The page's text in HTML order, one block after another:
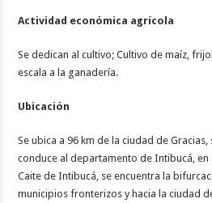
Actividad económica agrícola
Se dedican al cultivo; Cultivo de maíz,
escala a la ganadería.
Ubicación
Se ubica a 96 km de la ciudad de
conduce al departamento de Intibucá, en
Caite de Intibucá, se encuentra la
municipios fronterizos y hacia la ciudad